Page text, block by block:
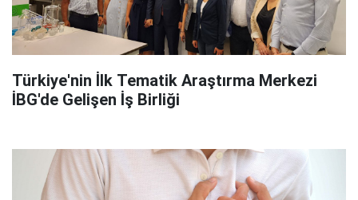
Türkiye'nin İlk Tematik Araştırma Merkezi
İBG'de Gelişen İş Birliği